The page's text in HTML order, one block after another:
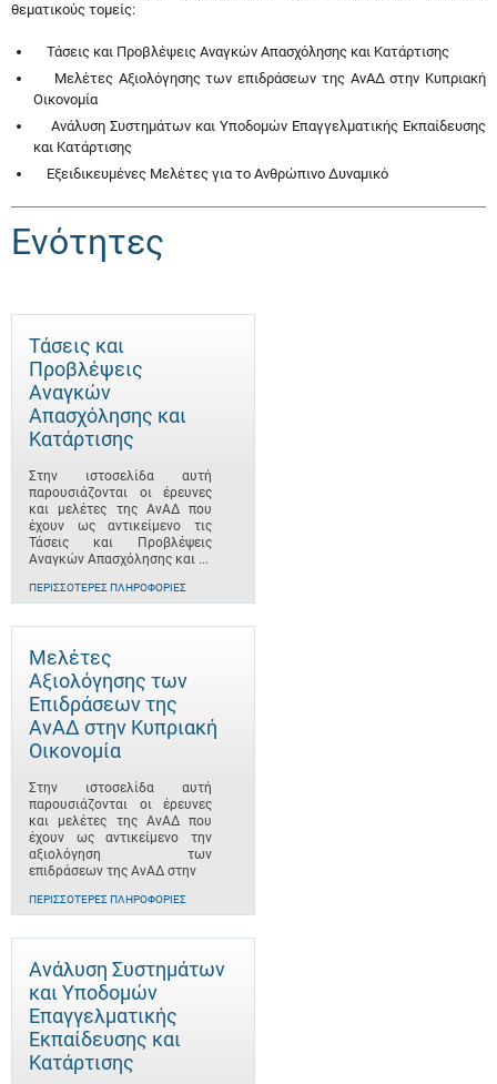
θεματικούς τομείς:
Τάσεις και Προβλέψεις Αναγκών Απασχόλησης και Κατάρτισης
Μελέτες Αξιολόγησης των επιδράσεων της ΑνΑΔ στην Κυπριακή
Οικονομία
Ανάλυση Συστημάτων και Υποδομών Επαγγελματικής Εκπαίδευσης
και Κατάρτισης
Εξειδικευμένες Μελέτες για το Ανθρώπινο Δυναμικό
Ενότητες
Τάσεις και
Προβλέψεις
Αναγκών
Απασχόλησης και
Κατάρτισης
Στην ιστοσελίδα αυτή
παρουσιάζονται οι έρευνες
και μελέτες της ΑνΑΔ που
έχουν ως αντικείμενο τις
Τάσεις και Προβλέψεις
Αναγκών Απασχόλησης και ...
ΠΕΡΙΣΣΌΤΕΡΕΣ ΠΛΗΡΟΦΟΡΊΕΣ
Μελέτες
Αξιολόγησης των
Επιδράσεων της
ΑνΑΔ στην Κυπριακή
Οικονομία
Στην ιστοσελίδα αυτή
παρουσιάζονται οι έρευνες
και μελέτες της ΑνΑΔ που
έχουν ως αντικείμενο την
αξιολόγηση των
επιδράσεων της ΑνΑΔ στην
ΠΕΡΙΣΣΌΤΕΡΕΣ ΠΛΗΡΟΦΟΡΊΕΣ
Ανάλυση Συστημάτων
και Υποδομών
Επαγγελματικής
Εκπαίδευσης και
Κατάρτισης